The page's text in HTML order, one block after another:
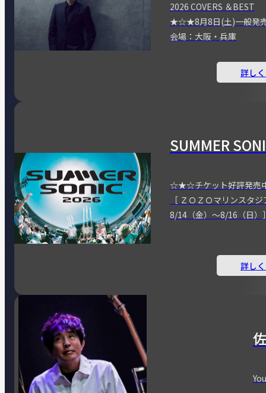
2026 COVERS ＆BEST
★☆★8月8日(土)一般
会場：大阪・兵庫
詳し
SUMMER
☆★☆チケット好評発
［ ＺＯＺＯマリンス
8/14（金）～8/16（日）
詳し